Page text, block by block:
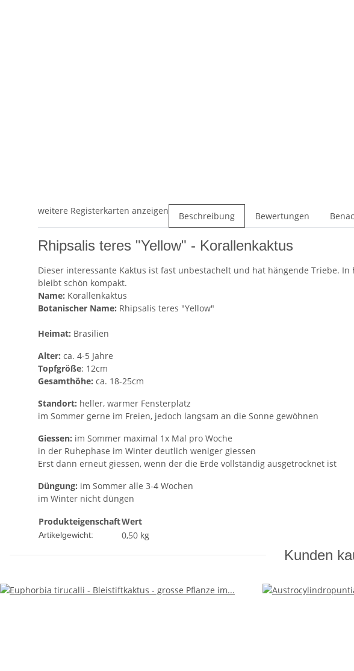
weitere Registerkarten anzeigen Beschreibung Bewertungen
Rhipsalis teres "Yellow" - Korallenkaktus
Dieser interessante Kaktus ist fast unbestachelt und hat hängende Triebe.
bleibt schön kompakt.
Name: Korallenkaktus
Botanischer Name: Rhipsalis teres "Yellow"
Heimat: Brasilien
Alter: ca. 4-5 Jahre
Topfgröße: 12cm
Gesamthöhe: ca. 18-25cm
Standort: heller, warmer Fensterplatz
im Sommer gerne im Freien, jedoch langsam an die Sonne gewöhnen
Giessen: im Sommer maximal 1x Mal pro Woche
in der Ruhephase im Winter deutlich weniger giessen
Erst dann erneut giessen, wenn der die Erde vollständig ausgetrocknet ist
Düngung: im Sommer alle 3-4 Wochen
im Winter nicht düngen
ProdukteigenschaftWert
Artikelgewicht: 0,50 kg
Kunden